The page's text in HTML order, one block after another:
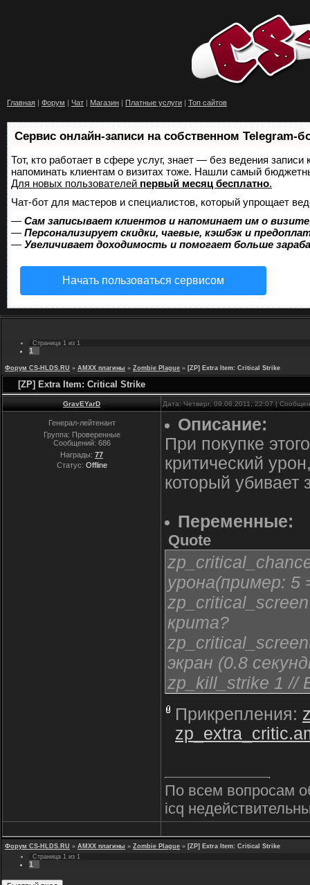
Главная | Форум | Чат | Магазин | Платные услуги | Топ сайтов
Сервис онлайн-записи на собственном Telegram-
Тот, кто работает в сфере услуг, знает — без ведения
напоминать клиентам о визитах тоже. Нашли самый
Для новых пользователей первый месяц бесплатно.
Чат-бот для мастеров и специалистов, который упрощает
— Сам записывает клиентов и напоминает им о
— Персонализирует скидки, чаевые, кэшбэк и
— Увеличивает доходимость и помогает больше
Начать пользоваться сервисом
Страница 1 из 1
1
Форум CS-HLDS.RU » AMXX плагины » Zombie Plague » [ZP] Extra Item: Critical Strike
[ZP] Extra Item: Critical Strike
GravEYarD Дата: Четверг, 09.06.2011, 22:07 |
Генерал-лейтенант
Группа: Проверенные
Сообщений: 686
Награды: 77
Статус: Offline
Описание:
При покупке
критический
который убивает
Переменные:
Quote
урона(пример: 5
крита?
экран (0.8
zp_kill_strike 1 //
zp_kill_chance 1
= 1%)
Прикрепления:
По всем вопросам
icq
Форум CS-HLDS.RU » AMXX плагины » Zombie Plague » [ZP] Extra Item: Critical Strike
Страница 1 из 1
1